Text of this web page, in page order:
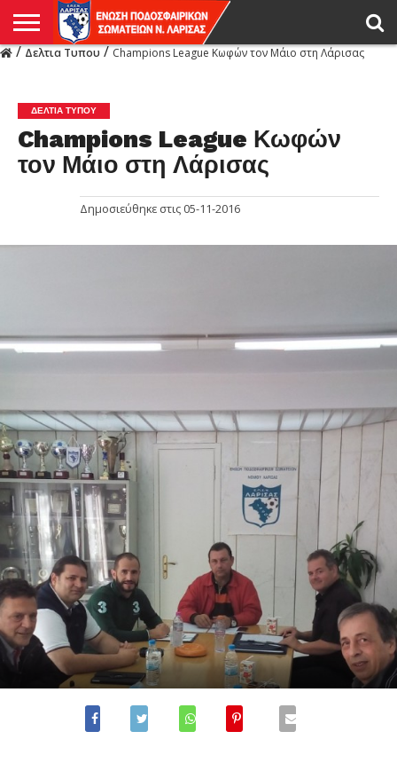
/Δελτια Τυπου/Champions League Κωφών τον Μάιο στη Λάρισας
ΔΕΛΤΙΑ ΤΥΠΟΥ
Champions League Κωφών
τον Μάιο στη Λάρισας
Δημοσιεύθηκε στις 05-11-2016